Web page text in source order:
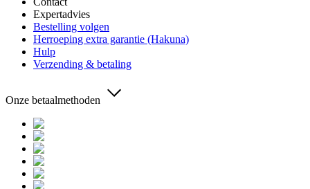
Expertadvies
Bestelling volgen
Herroeping extra garantie (Hakuna)
Hulp
Verzending & betaling
Onze betaalmethoden